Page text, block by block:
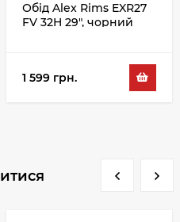
Обід Alex Rims EXR27
FV 32H 29", чорний
1 599 грн.